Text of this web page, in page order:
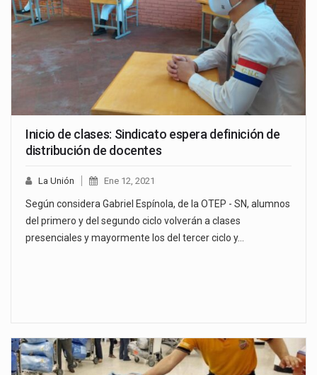
Inicio de clases: Sindicato espera definición de
distribución de docentes
La Unión Ene 12, 2021
Según considera Gabriel Espínola, de la OTEP - SN, alumnos
del primero y del segundo ciclo volverán a clases
presenciales y mayormente los del tercer ciclo y…